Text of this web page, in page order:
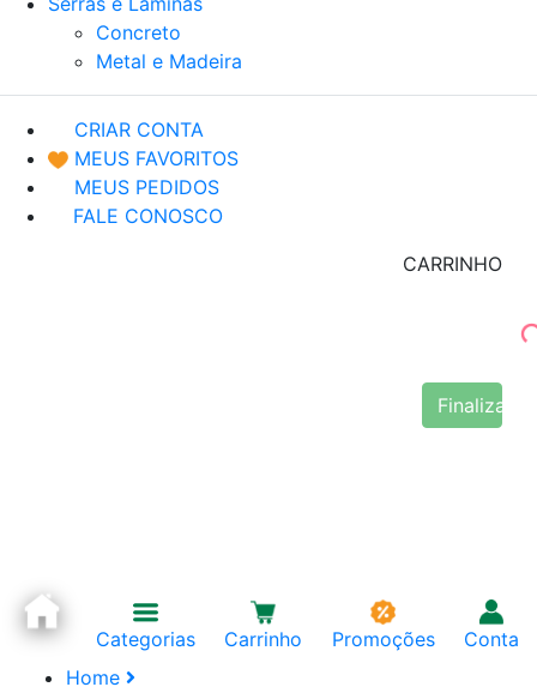
Concreto
Metal e Madeira
CRIAR CONTA
MEUS FAVORITOS
MEUS PEDIDOS
FALE CONOSCO
CARRINHO
Finalizar
Categorias Carrinho Promoções
Conta
Home